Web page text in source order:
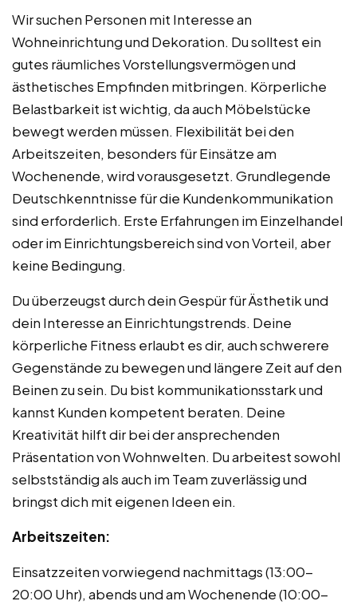
Wir suchen Personen mit Interesse an
Wohneinrichtung und Dekoration. Du solltest ein
gutes räumliches Vorstellungsvermögen und
ästhetisches Empfinden mitbringen. Körperliche
Belastbarkeit ist wichtig, da auch Möbelstücke
bewegt werden müssen. Flexibilität bei den
Arbeitszeiten, besonders für Einsätze am
Wochenende, wird vorausgesetzt. Grundlegende
Deutschkenntnisse für die Kundenkommunikation
sind erforderlich. Erste Erfahrungen im Einzelhandel
oder im Einrichtungsbereich sind von Vorteil, aber
keine Bedingung.
Du überzeugst durch dein Gespür für Ästhetik und
dein Interesse an Einrichtungstrends. Deine
körperliche Fitness erlaubt es dir, auch schwerere
Gegenstände zu bewegen und längere Zeit auf den
Beinen zu sein. Du bist kommunikationsstark und
kannst Kunden kompetent beraten. Deine
Kreativität hilft dir bei der ansprechenden
Präsentation von Wohnwelten. Du arbeitest sowohl
selbstständig als auch im Team zuverlässig und
bringst dich mit eigenen Ideen ein.
Arbeitszeiten:
Einsatzzeiten vorwiegend nachmittags (13:00-
20:00 Uhr), abends und am Wochenende (10:00-